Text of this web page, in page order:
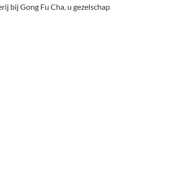
bij Gong Fu Cha, u gezelschap